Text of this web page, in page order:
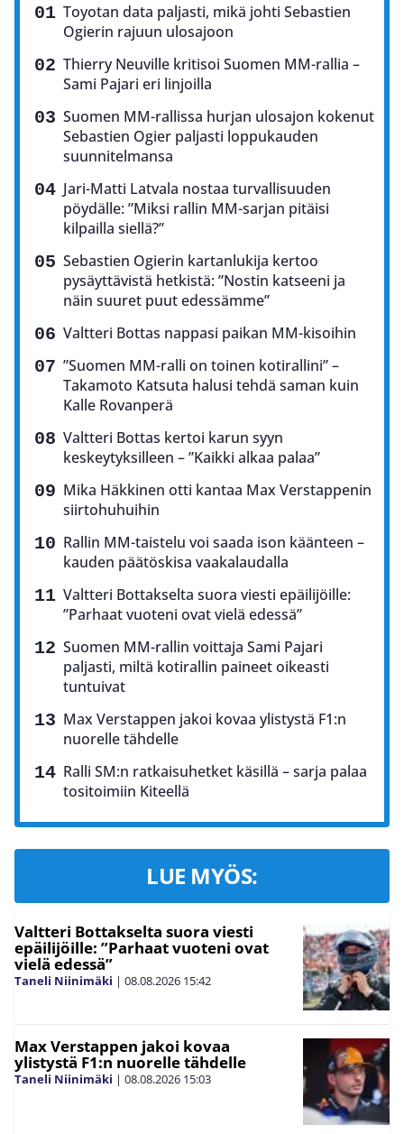
Toyotan data paljasti, mikä johti Sebastien
Ogierin rajuun ulosajoon
Thierry Neuville kritisoi Suomen MM-rallia –
Sami Pajari eri linjoilla
Suomen MM-rallissa hurjan ulosajon kokenut
Sebastien Ogier paljasti loppukauden
suunnitelmansa
Jari-Matti Latvala nostaa turvallisuuden
pöydälle: ”Miksi rallin MM-sarjan pitäisi
kilpailla siellä?”
Sebastien Ogierin kartanlukija kertoo
pysäyttävistä hetkistä: ”Nostin katseeni ja
näin suuret puut edessämme”
Valtteri Bottas nappasi paikan MM-kisoihin
”Suomen MM-ralli on toinen kotirallini” –
Takamoto Katsuta halusi tehdä saman kuin
Kalle Rovanperä
Valtteri Bottas kertoi karun syyn
keskeytyksilleen – ”Kaikki alkaa palaa”
Mika Häkkinen otti kantaa Max Verstappenin
siirtohuhuihin
Rallin MM-taistelu voi saada ison käänteen –
kauden päätöskisa vaakalaudalla
Valtteri Bottakselta suora viesti epäilijöille:
”Parhaat vuoteni ovat vielä edessä”
Suomen MM-rallin voittaja Sami Pajari
paljasti, miltä kotirallin paineet oikeasti
tuntuivat
Max Verstappen jakoi kovaa ylistystä F1:n
nuorelle tähdelle
Ralli SM:n ratkaisuhetket käsillä – sarja palaa
tositoimiin Kiteellä
LUE MYÖS:
Valtteri Bottakselta suora viesti
epäilijöille: ”Parhaat vuoteni ovat
vielä edessä”
Taneli Niinimäki | 08.08.2026 15:42
Max Verstappen jakoi kovaa
ylistystä F1:n nuorelle tähdelle
Taneli Niinimäki | 08.08.2026 15:03